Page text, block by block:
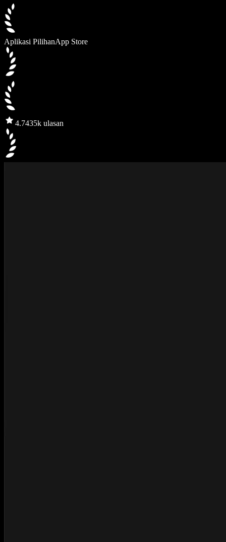
Aplikasi PilihanApp Store
4.7435k ulasan